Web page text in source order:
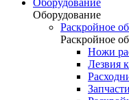
Оборудование
Оборудование
Раскройное
Раскройное
Ножи
Лезвия